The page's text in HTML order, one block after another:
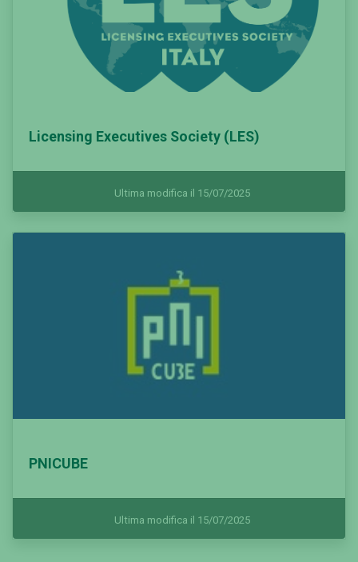
Licensing Executives Society (LES)
Ultima modifica il 15/07/2025
PNICUBE
Ultima modifica il 15/07/2025